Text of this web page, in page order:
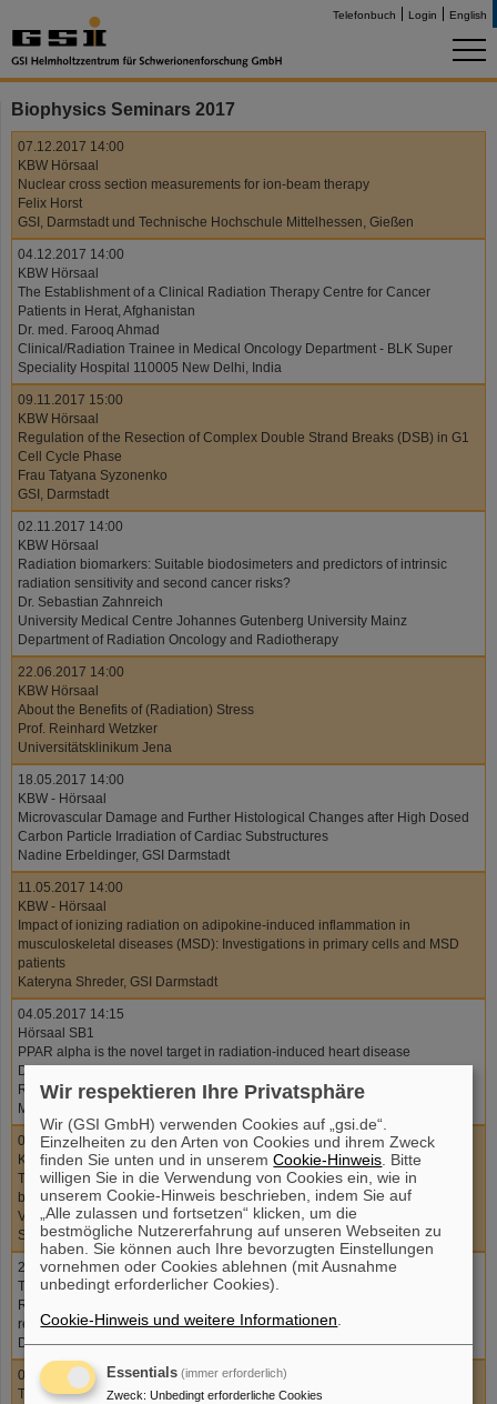
Telefonbuch Login English
Biophysics Seminars 2017
07.12.2017 14:00
KBW Hörsaal
Nuclear cross section measurements for ion-beam therapy
Felix Horst
GSI, Darmstadt und Technische Hochschule Mittelhessen, Gießen
04.12.2017 14:00
KBW Hörsaal
The Establishment of a Clinical Radiation Therapy Centre for Cancer
Patients in Herat, Afghanistan
Dr. med. Farooq Ahmad
Clinical/Radiation Trainee in Medical Oncology Department - BLK Super
Speciality Hospital 110005 New Delhi, India
09.11.2017 15:00
KBW Hörsaal
Regulation of the Resection of Complex Double Strand Breaks (DSB) in G1
Cell Cycle Phase
Frau Tatyana Syzonenko
GSI, Darmstadt
02.11.2017 14:00
KBW Hörsaal
Radiation biomarkers: Suitable biodosimeters and predictors of intrinsic
radiation sensitivity and second cancer risks?
Dr. Sebastian Zahnreich
University Medical Centre Johannes Gutenberg University Mainz
Department of Radiation Oncology and Radiotherapy
22.06.2017 14:00
KBW Hörsaal
About the Benefits of (Radiation) Stress
Prof. Reinhard Wetzker
Universitätsklinikum Jena
18.05.2017 14:00
KBW - Hörsaal
Microvascular Damage and Further Histological Changes after High Dosed
Carbon Particle Irradiation of Cardiac Substructures
Nadine Erbeldinger, GSI Darmstadt
11.05.2017 14:00
KBW - Hörsaal
Impact of ionizing radiation on adipokine-induced inflammation in
musculoskeletal diseases (MSD): Investigations in primary cells and MSD
patients
Kateryna Shreder, GSI Darmstadt
04.05.2017 14:15
Hörsaal SB1
PPAR alpha is the novel target in radiation-induced heart disease
Dr. Omid Azimzadeh
Radiation Proteomics Institute of Radiation Biology Helmholtz Zentrum
München
06.04.2017 14:00
KBW - Hörsaal
Treatment plan robustness in pancreatic patients treated with scanned ion-
beam therapy: Inter- and intra-fractional aspects
Vânia Batista, UniversitätsKlinikum Heidelberg, RadioOnkologie und
Strahlentherapie
23.03.2017 14:00
Theoriesenminarraum
Research on the regulation of local chromatin decondensation and
relocation of heterochromatic DNA double strand breaks
Dr. Anja Heselich, GSI Darmstadt
02.03.2017 14:00
Theoriesenminarraum
Wir respektieren Ihre Privatsphäre
Wir (GSI GmbH) verwenden Cookies auf „gsi.de“.
Einzelheiten zu den Arten von Cookies und ihrem Zweck
finden Sie unten und in unseremCookie-Hinweis . Bitte
willigen Sie in die Verwendung von Cookies ein, wie in
unserem Cookie-Hinweis beschrieben, indem Sie auf
„Alle zulassen und fortsetzen“ klicken, um die
bestmögliche Nutzererfahrung auf unseren Webseiten zu
haben. Sie können auch Ihre bevorzugten Einstellungen
vornehmen oder Cookies ablehnen (mit Ausnahme
unbedingt erforderlicher Cookies).
Cookie-Hinweis und weitere Informationen
Essentials (immer erforderlich)
Zweck: Unbedingt erforderliche Cookies